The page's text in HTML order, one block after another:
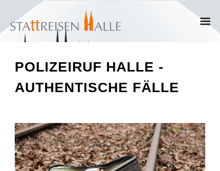
- Private Gruppen
- Firmengruppen
POLIZEIRUF HALLE -
AUTHENTISCHE FÄLLE